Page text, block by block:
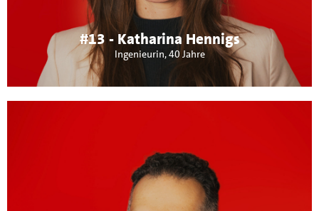
#13 - Katharina Hennigs
Ingenieurin, 40 Jahre
des Fördervereins Kita Kleines Zelgle e.V. bin ich in
Maichingen aktiv.
Über mich:
Als 41- jähriger Familienvater von 3 Kindern und